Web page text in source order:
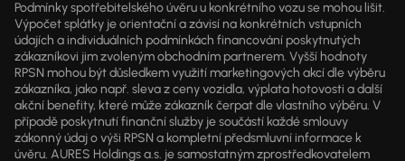
Podmínky spotřebitelského úvěru u konkrétního vozu se mohou lišit.
Výpočet splátky je orientační a závisí na konkrétních vstupních
údajích a individuálních podmínkách financování poskytnutých
zákazníkovi jim zvoleným obchodním partnerem. Vyšší hodnoty
RPSN mohou být důsledkem využití marketingových akcí dle výběru
zákazníka, jako např. sleva z ceny vozidla, výplata hotovosti a další
akční benefity, které může zákazník čerpat dle vlastního výběru. V
případě poskytnutí finanční služby je součástí každé smlouvy
zákonný údaj o výši RPSN a kompletní předsmluvní informace k
úvěru. AURES Holdings a.s. je samostatným zprostředkovatelem